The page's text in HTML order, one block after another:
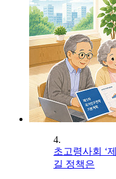
4.
초고령사회 ‘
길 정책은